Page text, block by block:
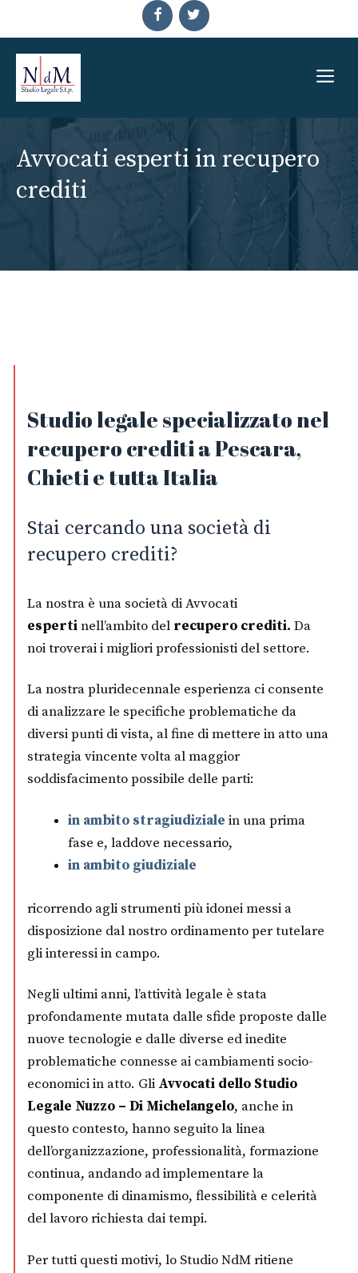
contenuto
Avvocati esperti in recupero
crediti
Studio legale specializzato nel
recupero crediti a Pescara,
Chieti e tutta Italia
Stai cercando una società di
recupero crediti?
La nostra è una società di Avvocati
espertinell’ambito del recupero crediti. Da
noi troverai i migliori professionisti del settore.
La nostra pluridecennale esperienza ci consente
di analizzare le specifiche problematiche da
diversi punti di vista, al fine di mettere in atto una
strategia vincente volta al maggior
soddisfacimento possibile delle parti:
in ambito stragiudiziale in una prima
fase e, laddove necessario,
in ambito giudiziale
ricorrendo agli strumenti più idonei messi a
disposizione dal nostro ordinamento per tutelare
gli interessi in campo.
Negli ultimi anni, l’attività legale è stata
profondamente mutata dalle sfide proposte dalle
nuove tecnologie e dalle diverse ed inedite
problematiche connesse ai cambiamenti socio-
economici in atto. Gli Avvocati dello Studio
Legale Nuzzo – Di Michelangelo, anche in
questo contesto, hanno seguito la linea
dell’organizzazione, professionalità, formazione
continua, andando ad implementare la
componente di dinamismo, flessibilità e celerità
del lavoro richiesta dai tempi.
Per tutti questi motivi, lo Studio NdM ritiene